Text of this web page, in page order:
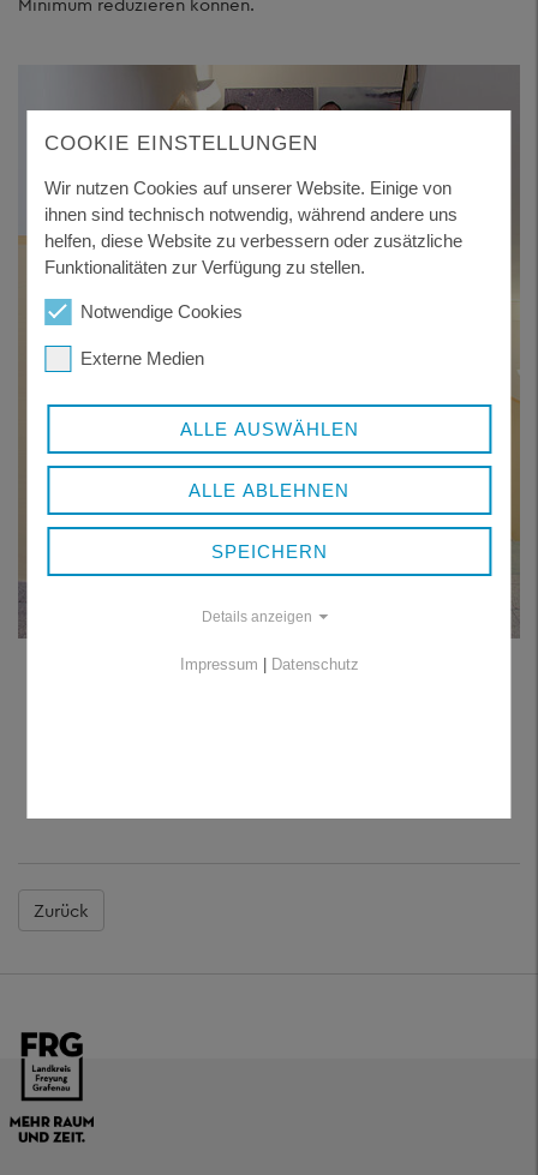
Anetzberger-Peter, Katastrophenschutz-Beauftragter Thomas
Zurück
COOKIE EINSTELLUNGEN
Wir nutzen Cookies auf unserer Website. Einige von
ihnen sind technisch notwendig, während andere uns
helfen, diese Website zu verbessern oder zusätzliche
Funktionalitäten zur Verfügung zu stellen.
Notwendige Cookies
Externe Medien
ALLE AUSWÄHLEN
ALLE ABLEHNEN
SPEICHERN
Details anzeigen
Impressum | Datenschutz